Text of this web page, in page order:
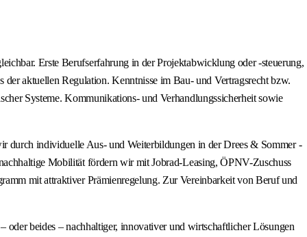
Erste Berufserfahrung in der Projektabwicklung oder -steuerung,
aktuellen Regulation. Kenntnisse im Bau‑ und Vertragsrecht bzw.
Systeme. Kommunikations- und Verhandlungssicherheit sowie
individuelle Aus- und Weiterbildungen in der Drees & Sommer -
Mobilität fördern wir mit Jobrad-Leasing, ÖPNV-Zuschuss
mit attraktiver Prämienregelung. Zur Vereinbarkeit von Beruf und
oder beides – nachhaltiger, innovativer und wirtschaftlicher Lösungen